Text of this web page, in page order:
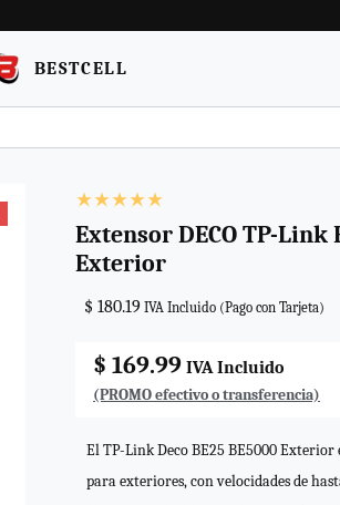
BESTCELL
Extensor DECO TP-Link
Exterior
$ 180.19 IVA Incluido (Pago con Tarjeta)
$ 169.99 IVA Incluido
(PROMO efectivo o transferencia)
El TP-Link Deco BE25 BE5000
para exteriores, con velocidades de